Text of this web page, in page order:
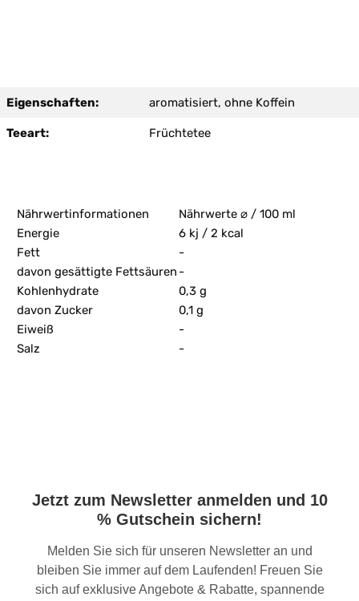
Eigenschaften: aromatisiert, ohne Koffein
Teeart: Früchtetee
Nährwertinformationen
Nährwerte ⌀ / 100 ml
Energie
6 kj / 2 kcal
Fett
-
davon gesättigte Fettsäuren -
Kohlenhydrate
0,3 g
davon Zucker
0,1 g
Eiweiß
-
Salz
-
Jetzt zum Newsletter anmelden und 10
% Gutschein sichern!
Melden Sie sich für unseren Newsletter an und
bleiben Sie immer auf dem Laufenden! Freuen Sie
sich auf exklusive Angebote & Rabatte, spannende